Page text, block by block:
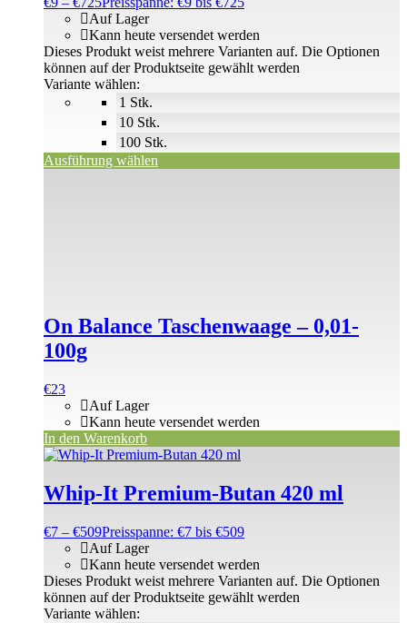
1 Stk.
10 Stk.
100 Stk.
Auf Lager
Kann heute versendet werden
Variante wählen:
Ausführung wählen
Dieses Produkt weist mehrere Varianten auf. Die Optionen
können auf der Produktseite gewählt werden
On Balance Taschenwaage – 0,01-
100g
€23
Auf Lager
Kann heute versendet werden
In den Warenkorb
Whip-It Premium-Butan 420 ml
€7 – €509Preisspanne: €7 bis €509
Auf Lager
Kann heute versendet werden
Variante wählen:
Dieses Produkt weist mehrere Varianten auf. Die Optionen
können auf der Produktseite gewählt werden